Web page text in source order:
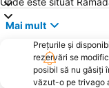
Mai mult
Prețurile și
rezervări se
posibil să nu găsiți
văzut-o pe trivago